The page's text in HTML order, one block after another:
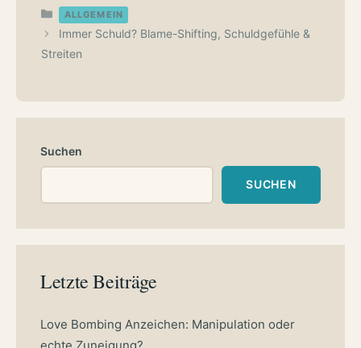
Kategorien
ALLGEMEIN
Immer Schuld? Blame-Shifting, Schuldgefühle &
Streiten
Suchen
SUCHEN
Letzte Beiträge
Love Bombing Anzeichen: Manipulation oder